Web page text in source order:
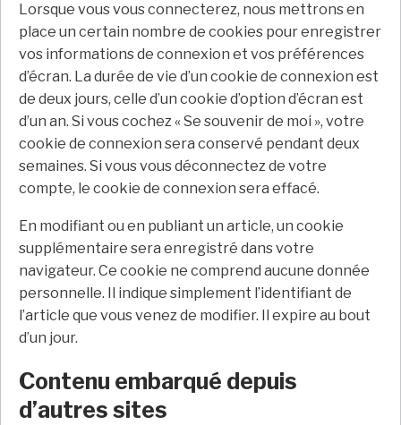
Lorsque vous vous connecterez, nous mettrons en
place un certain nombre de cookies pour enregistrer
vos informations de connexion et vos préférences
d’écran. La durée de vie d’un cookie de connexion est
de deux jours, celle d’un cookie d’option d’écran est
d’un an. Si vous cochez « Se souvenir de moi », votre
cookie de connexion sera conservé pendant deux
semaines. Si vous vous déconnectez de votre
compte, le cookie de connexion sera effacé.
En modifiant ou en publiant un article, un cookie
supplémentaire sera enregistré dans votre
navigateur. Ce cookie ne comprend aucune donnée
personnelle. Il indique simplement l’identifiant de
l’article que vous venez de modifier. Il expire au bout
d’un jour.
Contenu embarqué depuis
d’autres sites